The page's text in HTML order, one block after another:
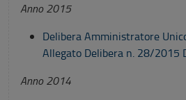
Anno 2015
Delibera Amministratore
Allegato Delibera n. 28/2015
Anno 2014